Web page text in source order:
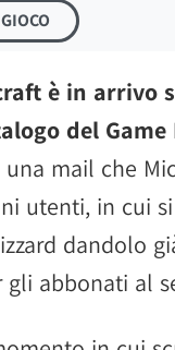
è in arrivo
del Game
una mail che
utenti, in cui
dandolo
abbonati al